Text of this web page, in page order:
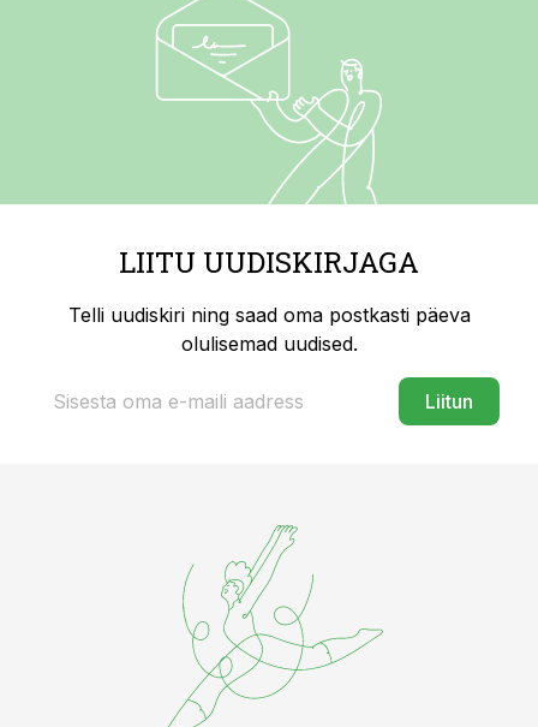
LIITU UUDISKIRJAGA
Telli uudiskiri ning saad oma postkasti päeva
olulisemad uudised.
Liitun